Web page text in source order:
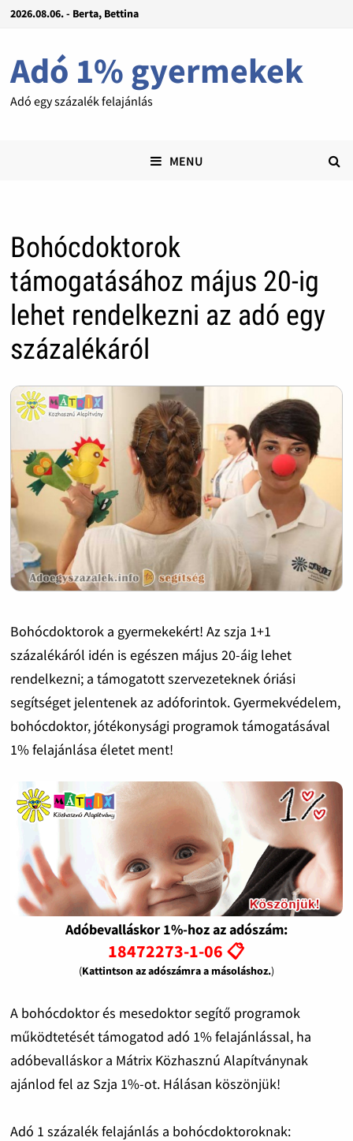
2026.08.06. - Berta, Bettina
Adó 1% gyermekek
Adó egy százalék felajánlás
MENU
Bohócdoktorok
támogatásához május 20-ig
lehet rendelkezni az adó egy
százalékáról
Bohócdoktorok a gyermekekért! Az szja 1+1
százalékáról idén is egészen május 20-áig lehet
rendelkezni; a támogatott szervezeteknek óriási
segítséget jelentenek az adóforintok. Gyermekvédelem,
bohócdoktor, jótékonysági programok támogatásával
1% felajánlása életet ment!
Adóbevalláskor 1%-hoz az adószám:
18472273-1-06 📋
(Kattintson az adószámra a másoláshoz.)
A bohócdoktor és mesedoktor segítő programok
működtetését támogatod adó 1% felajánlással, ha
adóbevalláskor a Mátrix Közhasznú Alapítványnak
ajánlod fel az Szja 1%-ot. Hálásan köszönjük!
Adó 1 százalék felajánlás a bohócdoktoroknak: